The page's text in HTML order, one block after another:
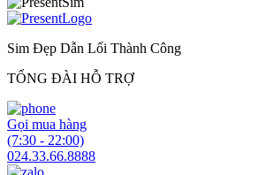
Sim Đẹp Dẫn Lối Thành Công
TỔNG ĐÀI HỖ TRỢ
Gọi mua hàng
(7:30 - 22:00)
024.33.66.8888